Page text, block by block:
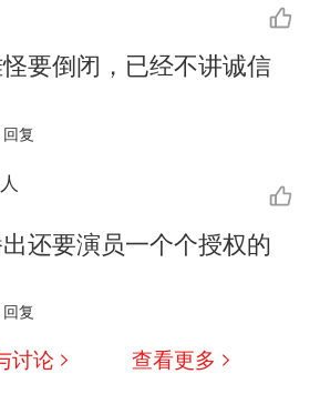
要倒闭，已经不讲诚信
回复
还要演员一个个授权的
回复
讨论 查看更多
十多万人报名的考试，成绩
部作废，公平么？
，刚改国名，总统就邀请中
大使骑行绕了几乎整个国境
线一圈，还曾两次到中国寻根
家报价570元，搬到楼下交